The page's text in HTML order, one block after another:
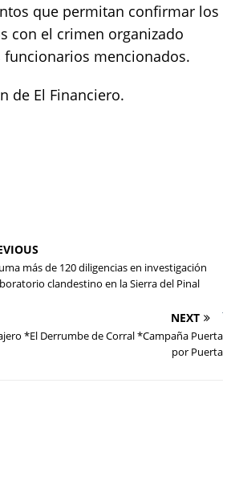
que permitan confirmar los
con el crimen organizado
mencionados.
de El Financiero.
más de 120 diligencias en investigación
clandestino en la Sierra del Pinal
NEXT
*El Derrumbe de Corral *Campaña Puerta
por Puerta